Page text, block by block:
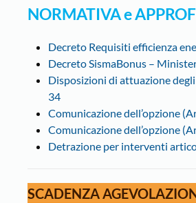
NORMATIVA e
Decreto Requisiti efficienza
Decreto SismaBonus –
Disposizioni di attuazione
34
Comunicazione dell’opzione
Comunicazione dell’opzione
Detrazione per interventi
SCADENZA